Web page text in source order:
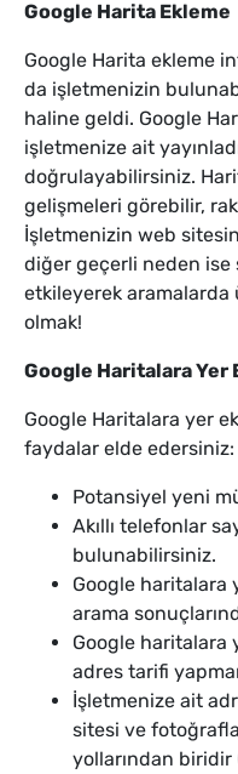
Google Harita Ekleme
Google Harita ekleme
da işletmenizin
haline geldi. Google
işletmenize ait
doğrulayabilirsiniz.
gelişmeleri görebilir,
İşletmenizin web
diğer geçerli neden ise
etkileyerek aramalarda
olmak!
Google Haritalara Yer
Google Haritalara yer
faydalar elde edersiniz:
Potansiyel yeni
Akıllı telefonlar
bulunabilirsiniz.
Google haritalara
arama
Google haritalara
adres tarifi
İşletmenize ait
sitesi ve
yollarından biridir